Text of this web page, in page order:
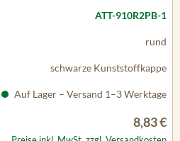
ATT-910R2PB-1
rund
schwarze Kunststoffkappe
Auf Lager – Versand 1–3 Werktage
8,83 €